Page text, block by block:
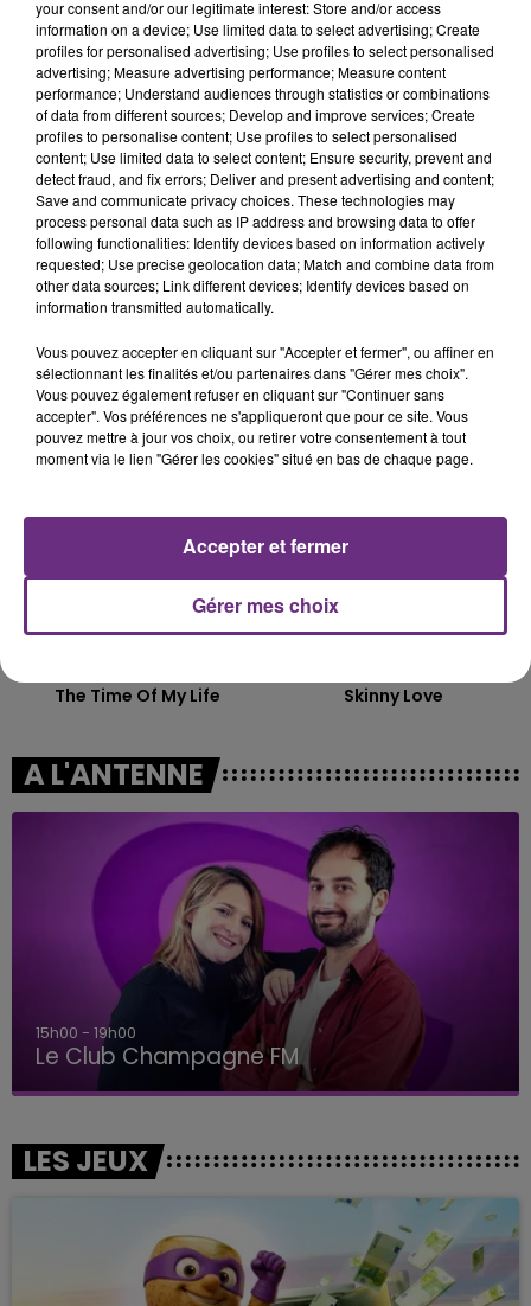
l'inspection du Travail en profite pour rappeler
les conditions de...
TITRES DIFFUSÉS
6h35
6h35
ALEX WARREN
Fever Dream
6h30
6h30
ALICIA KEYS
Girl On Fire
6h26
6h26
The Time Of My Life
6h23
6h23
Skinny Love
A L'ANTENNE
15h00 - 19h00
Le Club Champagne FM
LES JEUX
your consent and/or our legitimate interest: Store and/or access
information on a device; Use limited data to select advertising; Create
profiles for personalised advertising; Use profiles to select personalised
advertising; Measure advertising performance; Measure content
performance; Understand audiences through statistics or combinations
of data from different sources; Develop and improve services; Create
profiles to personalise content; Use profiles to select personalised
content; Use limited data to select content; Ensure security, prevent and
detect fraud, and fix errors; Deliver and present advertising and content;
Save and communicate privacy choices. These technologies may
process personal data such as IP address and browsing data to offer
following functionalities: Identify devices based on information actively
requested; Use precise geolocation data; Match and combine data from
other data sources; Link different devices; Identify devices based on
information transmitted automatically.
Vous pouvez accepter en cliquant sur "Accepter et fermer", ou affiner en
sélectionnant les finalités et/ou partenaires dans "Gérer mes choix".
Vous pouvez également refuser en cliquant sur "Continuer sans
accepter". Vos préférences ne s'appliqueront que pour ce site. Vous
pouvez mettre à jour vos choix, ou retirer votre consentement à tout
moment via le lien "Gérer les cookies" situé en bas de chaque page.
Gérer mes choix
Accepter et fermer